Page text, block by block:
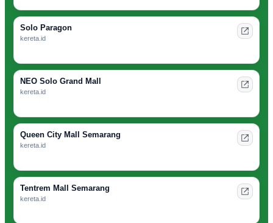
Solo Paragon
kereta.id
NEO Solo Grand Mall
kereta.id
Queen City Mall Semarang
kereta.id
Tentrem Mall Semarang
kereta.id